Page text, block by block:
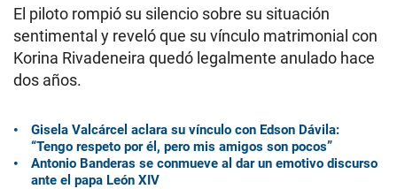
El piloto rompió su silencio sobre su situación
sentimental y reveló que su vínculo matrimonial con
Korina Rivadeneira quedó legalmente anulado hace
dos años.
Gisela Valcárcel aclara su vínculo con Edson Dávila:
“Tengo respeto por él, pero mis amigos son pocos”
Antonio Banderas se conmueve al dar un emotivo discurso
ante el papa León XIV